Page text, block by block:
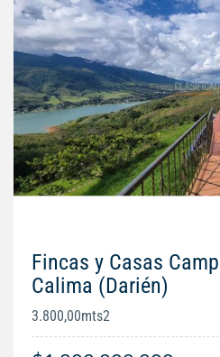
Fincas y Casas
Calima (Darién)
3.800,00mts2